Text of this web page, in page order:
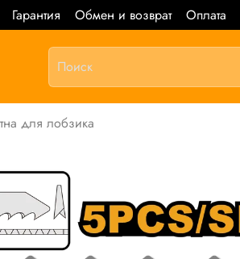
Гарантия Обмен и возврат Оплата
для лобзика